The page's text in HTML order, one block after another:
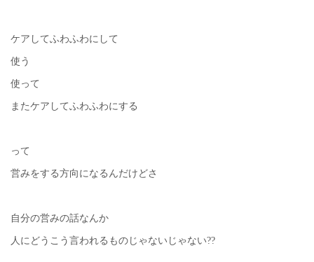
ケアしてふわふわにして
使う
使って
またケアしてふわふわにする
って
営みをする方向になるんだけどさ
自分の営みの話なんか
人にどうこう言われるものじゃないじゃない??